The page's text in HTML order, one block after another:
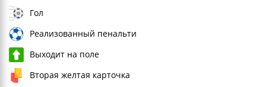
Гол
Реализованный пенальти
Выходит на поле
Вторая желтая карточка